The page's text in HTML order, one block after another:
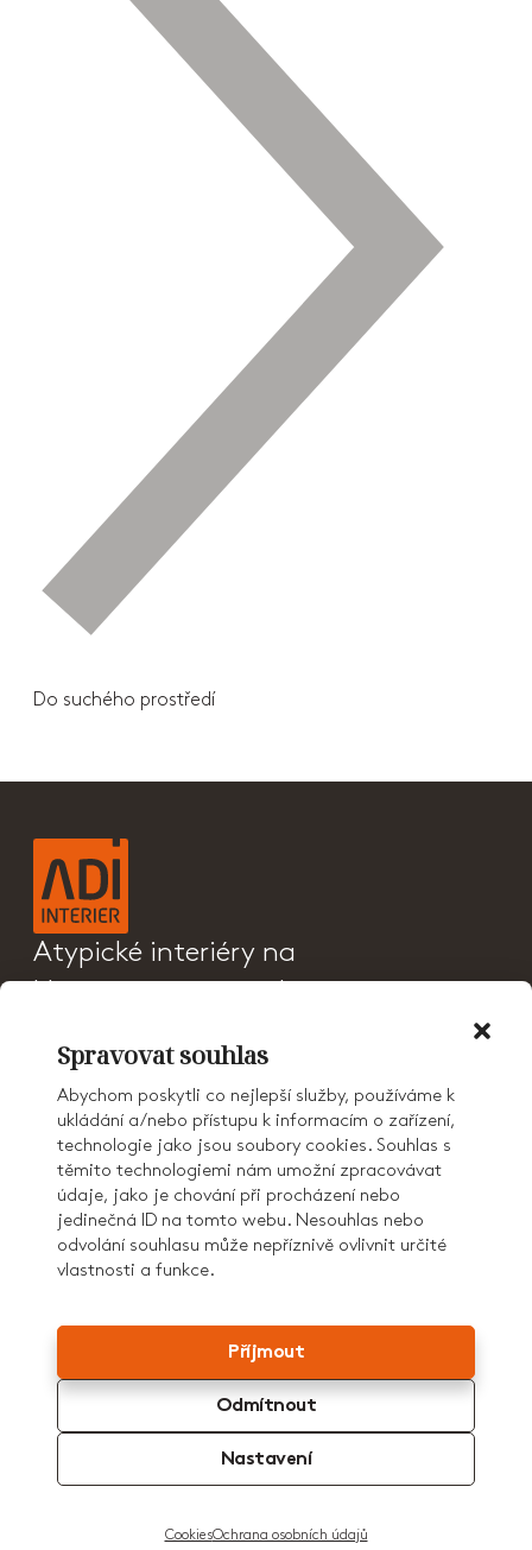
Spravovat souhlas
Abychom poskytli co nejlepší služby, používáme k
ukládání a/nebo přístupu k informacím o zařízení,
technologie jako jsou soubory cookies. Souhlas s
těmito technologiemi nám umožní zpracovávat
údaje, jako je chování při procházení nebo
jedinečná ID na tomto webu. Nesouhlas nebo
odvolání souhlasu může nepříznivě ovlivnit určité
vlastnosti a funkce.
Příjmout
Odmítnout
Nastavení
CookiesOchrana osobních údajů
Do suchého prostředí
Atypické interiéry na
CENÍK
O NÁS
KONTAKT
KARIÉRA
Patříme do skupiny
SPOLEČNĚ A POCTIVĚ